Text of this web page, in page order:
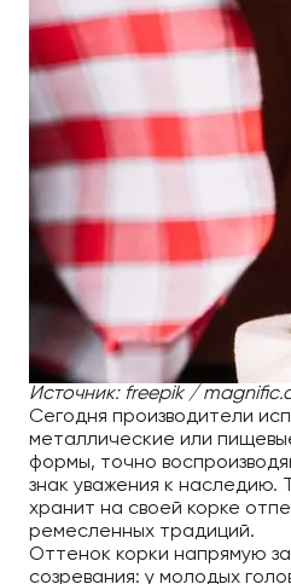
Источник: freepik /
Сегодня производители
металлические или
формы, точно
знак уважения к наследию.
хранит на своей корке
ремесленных традиций.
Оттенок корки напрямую
созревания: у молодых